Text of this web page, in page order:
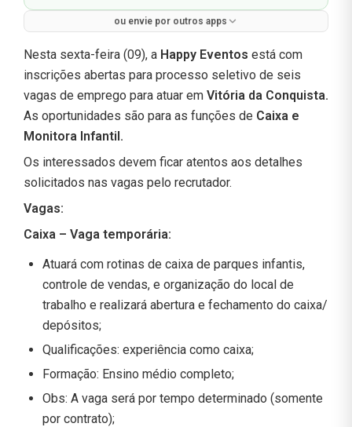
ou envie por outros apps
Nesta sexta-feira (09), a Happy Eventos está com
inscrições abertas para processo seletivo de seis
vagas de emprego para atuar em Vitória da Conquista.
As oportunidades são para as funções de Caixa e
Monitora Infantil.
Os interessados devem ficar atentos aos detalhes
solicitados nas vagas pelo recrutador.
Vagas:
Caixa – Vaga temporária:
Atuará com rotinas de caixa de parques infantis,
controle de vendas, e organização do local de
trabalho e realizará abertura e fechamento do caixa/
depósitos;
Qualificações: experiência como caixa;
Formação: Ensino médio completo;
Obs: A vaga será por tempo determinado (somente
por contrato);